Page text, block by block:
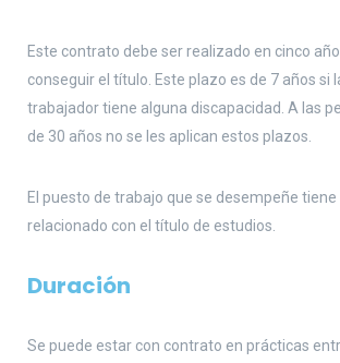
Este contrato debe ser realizado en cinco
conseguir el título. Este plazo es de 7 años si
trabajador tiene alguna discapacidad. A las
de 30 años no se les aplican estos plazos.
El puesto de trabajo que se desempeñe
relacionado con el título de estudios.
Duración
Se puede estar con contrato en prácticas